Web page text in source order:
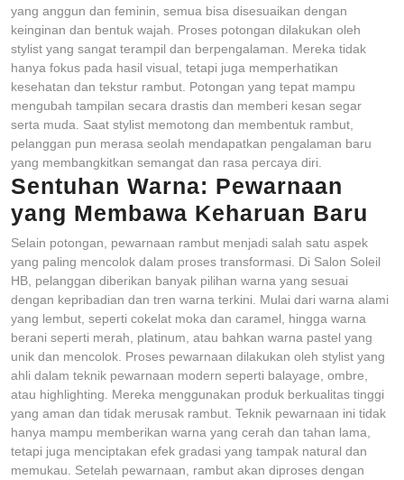
yang anggun dan feminin, semua bisa disesuaikan dengan
keinginan dan bentuk wajah. Proses potongan dilakukan oleh
stylist yang sangat terampil dan berpengalaman. Mereka tidak
hanya fokus pada hasil visual, tetapi juga memperhatikan
kesehatan dan tekstur rambut. Potongan yang tepat mampu
mengubah tampilan secara drastis dan memberi kesan segar
serta muda. Saat stylist memotong dan membentuk rambut,
pelanggan pun merasa seolah mendapatkan pengalaman baru
yang membangkitkan semangat dan rasa percaya diri.
Sentuhan Warna: Pewarnaan
yang Membawa Keharuan Baru
Selain potongan, pewarnaan rambut menjadi salah satu aspek
yang paling mencolok dalam proses transformasi. Di Salon Soleil
HB, pelanggan diberikan banyak pilihan warna yang sesuai
dengan kepribadian dan tren warna terkini. Mulai dari warna alami
yang lembut, seperti cokelat moka dan caramel, hingga warna
berani seperti merah, platinum, atau bahkan warna pastel yang
unik dan mencolok. Proses pewarnaan dilakukan oleh stylist yang
ahli dalam teknik pewarnaan modern seperti balayage, ombre,
atau highlighting. Mereka menggunakan produk berkualitas tinggi
yang aman dan tidak merusak rambut. Teknik pewarnaan ini tidak
hanya mampu memberikan warna yang cerah dan tahan lama,
tetapi juga menciptakan efek gradasi yang tampak natural dan
memukau. Setelah pewarnaan, rambut akan diproses dengan